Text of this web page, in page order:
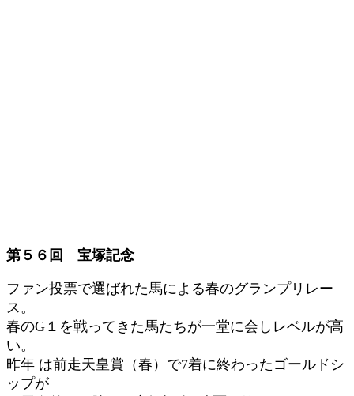
第５６回 宝塚記念
ファン投票で選ばれた馬による春のグランプリレー
ス。
春のG１を戦ってきた馬たちが一堂に会しレベルが高
い。
昨年 は前走天皇賞（春）で7着に終わったゴールドシ
ップが